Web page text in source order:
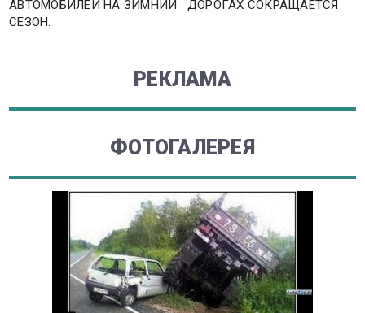
АВТОМОБИЛЕЙ НА ЗИМНИЙ
СЕЗОН.
ДОРОГАХ СОКРАЩАЕТСЯ
РЕКЛАМА
ФОТОГАЛЕРЕЯ